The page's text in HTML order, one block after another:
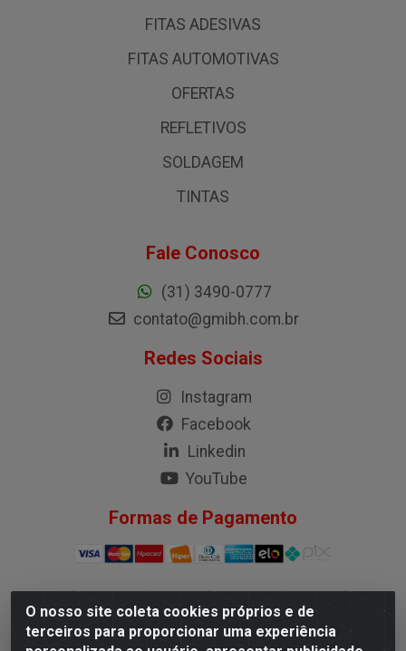
O nosso site coleta cookies próprios e de
terceiros para proporcionar uma experiência
FITAS ADESIVAS
FITAS AUTOMOTIVAS
OFERTAS
REFLETIVOS
SOLDAGEM
TINTAS
Fale Conosco
(31) 3490-0777
contato@gmibh.com.br
Redes Sociais
Instagram
Facebook
Linkedin
YouTube
Formas de Pagamento
G.M.I. Distribuidora LTDA - Rua Conselheiro Pena, 50 -
Santa Branca, Belo Horizonte/MG - CEP 31.710-150 -